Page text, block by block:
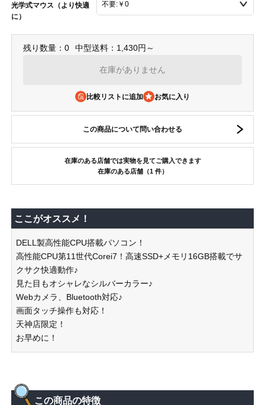
光学式マウス（より快適
に）
残り数量：0 中型送料：1,430円～
在庫がありません
比較リストに追加
この商品について問い合わせる
在庫のある店舗では実物を見てご購入できます
在庫のある店舗（1 件）
ここがオススメ！
DELL製高性能CPU搭載パソコン！
高性能CPU第11世代Corei7！高速SSD+メモリ16GB搭載でサ
クサク快適動作♪
見た目もオシャレなシルバーカラー♪
Webカメラ、Bluetooth対応♪
画面タッチ操作も対応！
天神店限定！
お早めに！
この商品の特徴